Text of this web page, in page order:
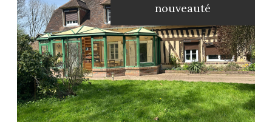
nouveauté
voir le bien